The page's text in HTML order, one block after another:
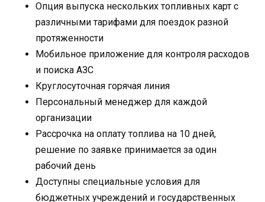
Опция выпуска нескольких топливных карт с
различными тарифами для поездок разной
протяженности
Мобильное приложение для контроля расходов
и поиска АЗС
Круглосуточная горячая линия
Персональный менеджер для каждой
организации
Рассрочка на оплату топлива на 10 дней,
решение по заявке принимается за один
рабочий день
Доступны специальные условия для
бюджетных учреждений и государственных